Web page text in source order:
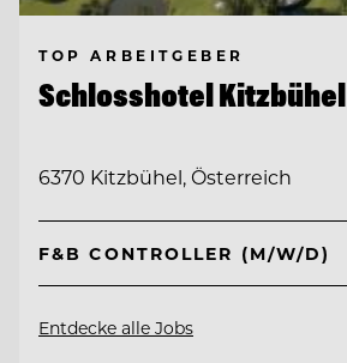
TOP ARBEITGEBER
Schlosshotel Kitzbühel
6370 Kitzbühel, Österreich
F&B CONTROLLER (M/W/D)
Entdecke alle Jobs